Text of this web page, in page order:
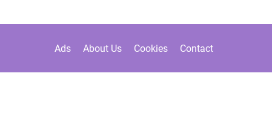
Ads About Us Cookies Contact